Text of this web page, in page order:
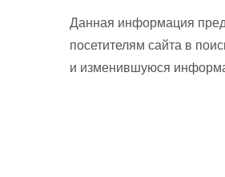
Данная информация
посетителям сайта в
и изменившуюся